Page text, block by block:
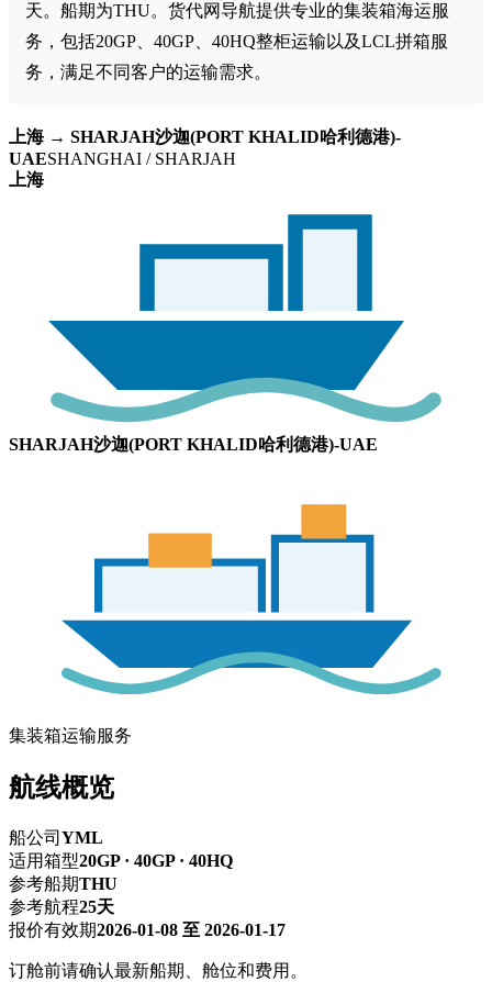
天。船期为THU。货代网导航提供专业的集装箱海运服
务，包括20GP、40GP、40HQ整柜运输以及LCL拼箱服
务，满足不同客户的运输需求。
上海 → SHARJAH沙迦(PORT KHALID哈利德港)-
UAESHANGHAI / SHARJAH
上海
SHARJAH沙迦(PORT KHALID哈利德港)-UAE
集装箱运输服务
航线概览
船公司 YML
适用箱型20GP · 40GP · 40HQ
参考船期THU
参考航程25天
报价有效期2026-01-08 至 2026-01-17
订舱前请确认最新船期、舱位和费用。